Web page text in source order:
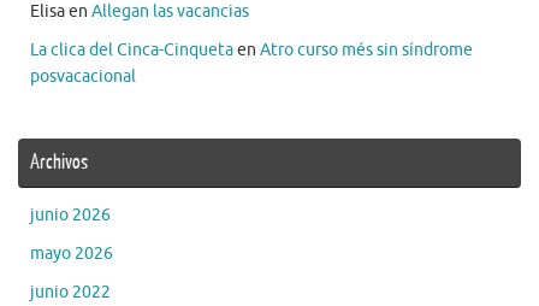
Elisaen Allegan las vacancias
La clica del Cinca-Cinquetaen Atro curso més sin síndrome
posvacacional
Archivos
junio 2026
mayo 2026
junio 2022